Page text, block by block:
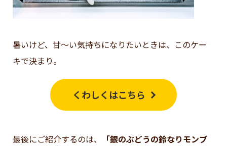
暑いけど、甘～い気持ちになりたいときは、このケー
キで決まり。
くわしくはこちら
最後にご紹介するのは、
「銀のぶどうの鈴なりモンブ